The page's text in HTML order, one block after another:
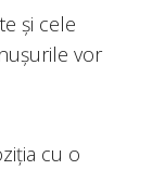
și cele
vor
cu o